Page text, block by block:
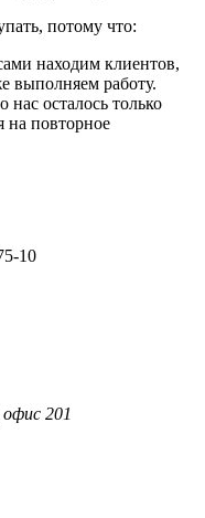
потому что:
находим клиентов,
выполняем работу.
осталось только
на повторное
10
201